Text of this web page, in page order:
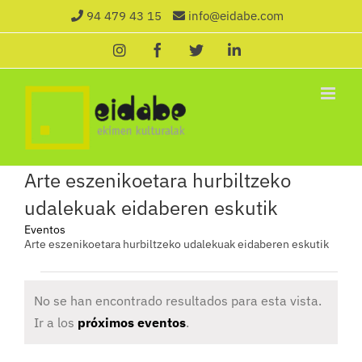
al
94 479 43 15 info@eidabe.com
InstagramFacebook
X LinkedIn
Arte eszenikoetara hurbiltzeko
udalekuak eidaberen eskutik
Eventos
Arte eszenikoetara hurbiltzeko udalekuak eidaberen eskutik
Aviso
No se han encontrado resultados para esta vista.
Ir a los próximos eventos.